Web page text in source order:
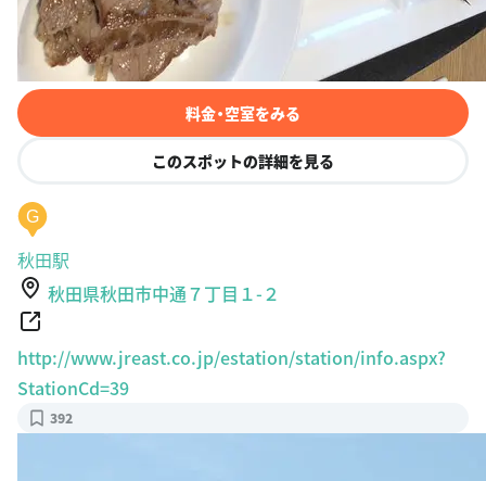
料金・空室をみる
このスポットの詳細を見る
G
秋田駅
秋田県秋田市中通７丁目１-２
http://www.jreast.co.jp/estation/station/info.aspx?
StationCd=39
392